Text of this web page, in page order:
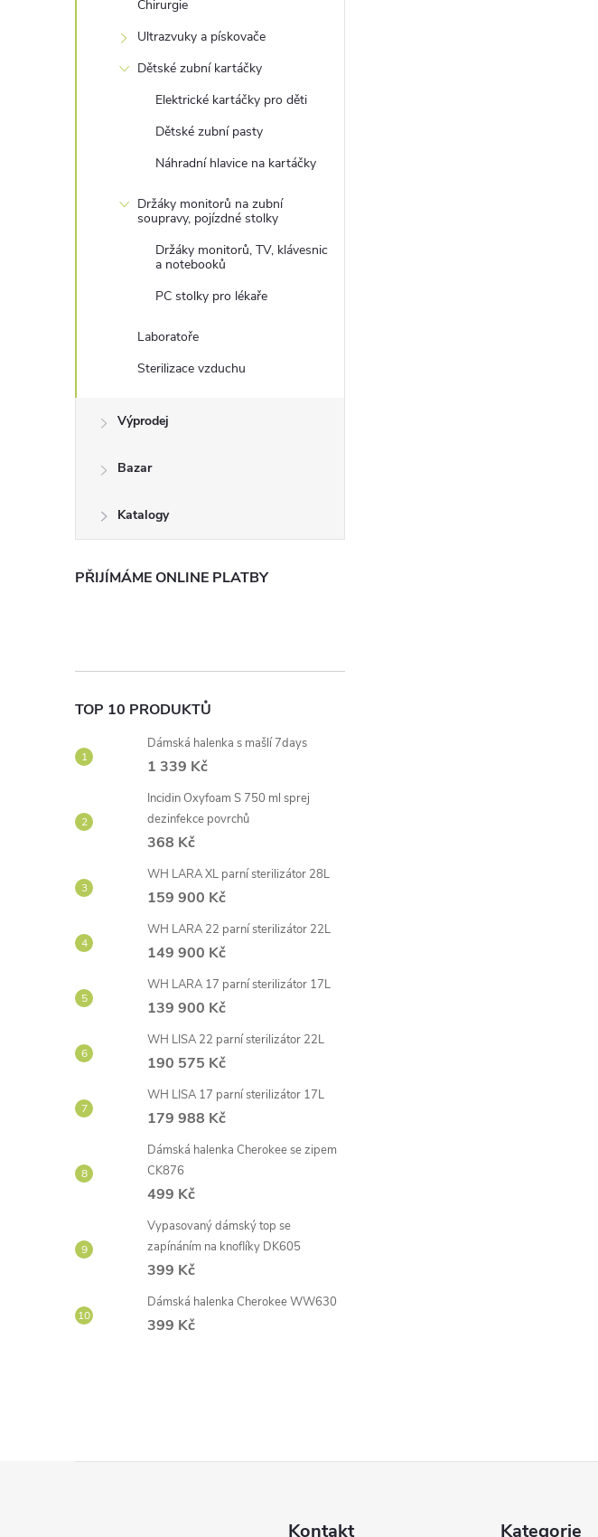
Chirurgie
Ultrazvuky a pískovače
Dětské zubní kartáčky
Elektrické kartáčky pro děti
Dětské zubní pasty
Náhradní hlavice na kartáčky
Držáky monitorů na zubní
soupravy, pojízdné stolky
Držáky monitorů, TV, klávesnic
a notebooků
PC stolky pro lékaře
Laboratoře
Sterilizace vzduchu
Výprodej
Bazar
Katalogy
PŘIJÍMÁME ONLINE PLATBY
TOP 10 PRODUKTŮ
Dámská halenka s mašlí 7days
1 339 Kč
Incidin Oxyfoam S 750 ml sprej
dezinfekce povrchů
368 Kč
WH LARA XL parní sterilizátor 28L
159 900 Kč
WH LARA 22 parní sterilizátor 22L
149 900 Kč
WH LARA 17 parní sterilizátor 17L
139 900 Kč
WH LISA 22 parní sterilizátor 22L
190 575 Kč
WH LISA 17 parní sterilizátor 17L
179 988 Kč
Dámská halenka Cherokee se zipem
CK876
499 Kč
Vypasovaný dámský top se
zapínáním na knoflíky DK605
399 Kč
Dámská halenka Cherokee WW630
399 Kč
Kontakt Kategorie